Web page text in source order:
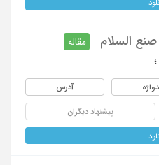
صنع السلام
مقاله
؛
آدرس
پیشنهاد دیگران